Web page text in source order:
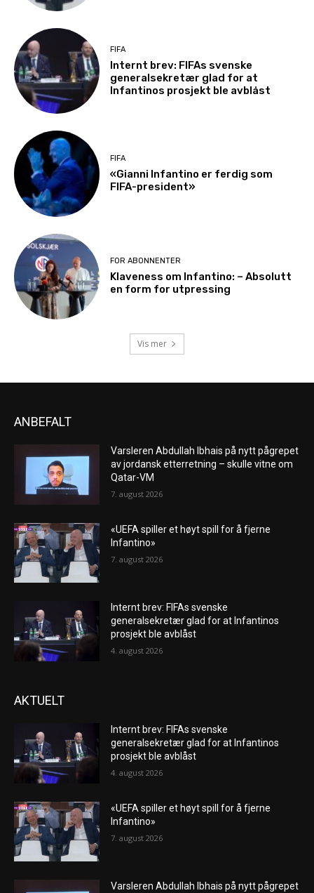
FIFA
Internt brev: FIFAs svenske
generalsekretær glad for at
Infantinos prosjekt ble avblåst
FIFA
«Gianni Infantino er ferdig som
FIFA-president»
FOR ABONNENTER
Klaveness om Infantino: – Absolutt
en form for utpressing
Vis mer
ANBEFALT
Varsleren Abdullah Ibhais på nytt pågrepet
av jordansk etterretning – skulle vitne om
Qatar-VM
7. august 2026
«UEFA spiller et høyt spill for å fjerne
Infantino»
7. august 2026
Internt brev: FIFAs svenske
generalsekretær glad for at Infantinos
prosjekt ble avblåst
4. august 2026
AKTUELT
Internt brev: FIFAs svenske
generalsekretær glad for at Infantinos
prosjekt ble avblåst
4. august 2026
«UEFA spiller et høyt spill for å fjerne
Infantino»
7. august 2026
Varsleren Abdullah Ibhais på nytt pågrepet